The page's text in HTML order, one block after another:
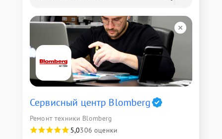
Сервисный центр Blomberg
Ремонт техники Blomberg
5,0306 оценки